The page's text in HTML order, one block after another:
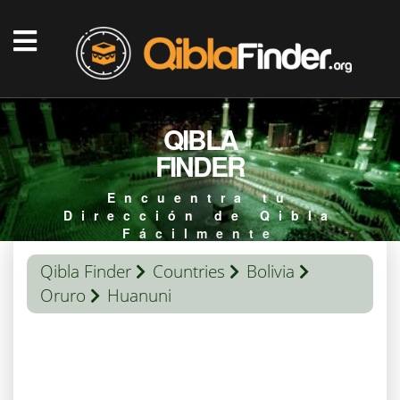
QIBLA
FINDER
Encuentra tu
Dirección de Qibla
Fácilmente
Qibla Finder Countries
Bolivia
Oruro
Huanuni